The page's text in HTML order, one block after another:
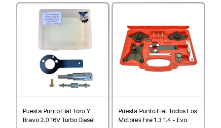
Puesta Punto Fiat Toro Y
Bravo 2.0 16V Turbo Diesel
Puesta Punto Fiat Todos Los
Motores Fire 1.3 1.4 - Evo